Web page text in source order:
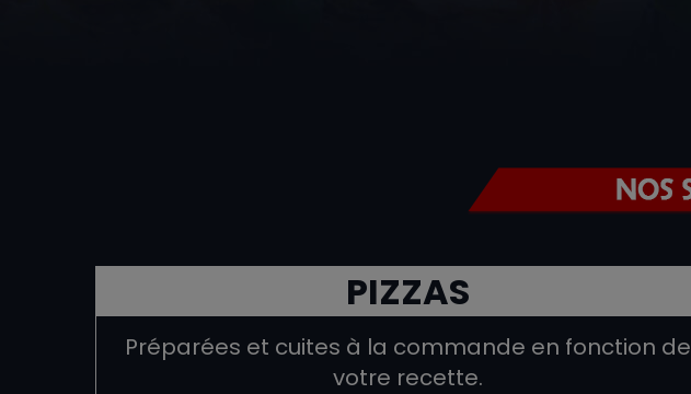
PIZZAS
Préparées et cuites à la commande en fonction de
votre recette.